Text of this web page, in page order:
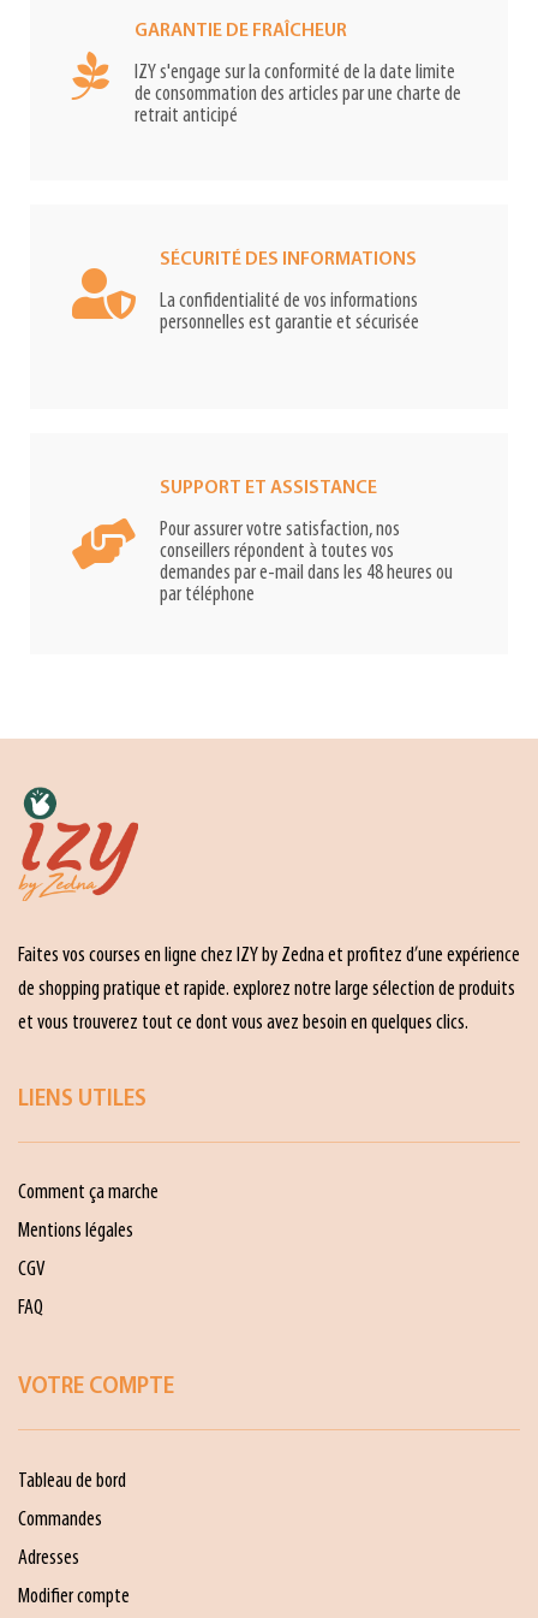
GARANTIE DE FRAÎCHEUR
IZY s'engage sur la conformité de la date limite
de consommation des articles par une charte de
retrait anticipé
SÉCURITÉ DES INFORMATIONS
La confidentialité de vos informations
personnelles est garantie et sécurisée
SUPPORT ET ASSISTANCE
Pour assurer votre satisfaction, nos
conseillers répondent à toutes vos
demandes par e-mail dans les 48 heures ou
par téléphone
Faites vos courses en ligne chez IZY by Zedna et profitez d’une expérience
de shopping pratique et rapide. explorez notre large sélection de produits
et vous trouverez tout ce dont vous avez besoin en quelques clics.
LIENS UTILES
Comment ça marche
Mentions légales
CGV
FAQ
VOTRE COMPTE
Tableau de bord
Commandes
Adresses
Modifier compte